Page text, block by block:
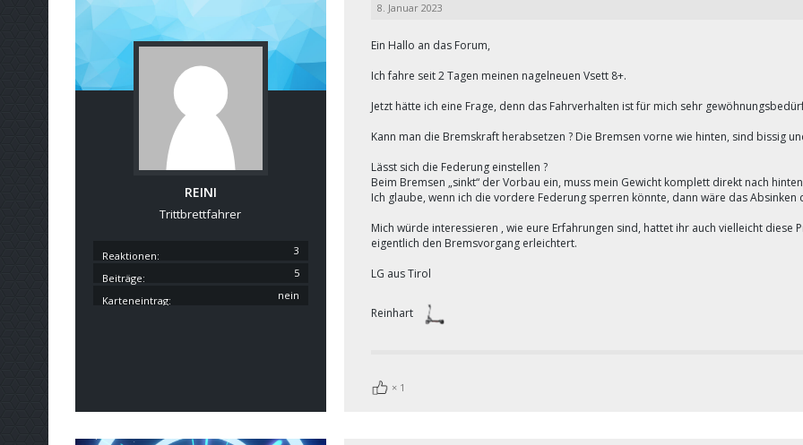
REINI
Trittbrettfahrer
Reaktionen 3
Beiträge 5
Karteneintrag nein
8. Januar 2023
Ein Hallo an das Forum,
Ich fahre seit 2 Tagen meinen nagelneuen Vsett 8+.
Jetzt hätte ich eine Frage, denn das Fahrverhalten ist für mich sehr
Kann man die Bremskraft herabsetzen ? Die Bremsen vorne wie hinten, sind bissig
Lässt sich die Federung einstellen ?
Beim Bremsen „sinkt“ der Vorbau ein, muss mein Gewicht komplett direkt nach
Ich glaube, wenn ich die vordere Federung sperren könnte, dann wäre das
Mich würde interessieren , wie eure Erfahrungen sind, hattet ihr auch vielleicht
eigentlich den Bremsvorgang erleichtert.
LG aus Tirol
Reinhart
1